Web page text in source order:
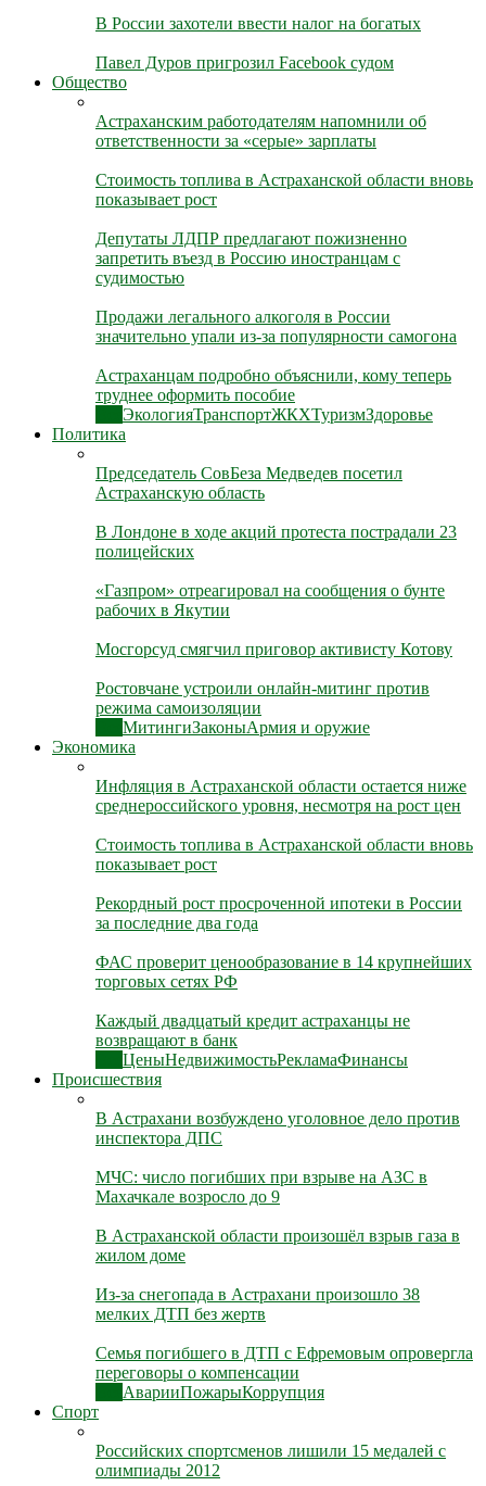
В России захотели ввести налог на богатых
Павел Дуров пригрозил Facebook судом
Общество
Астраханским работодателям напомнили об
ответственности за «серые» зарплаты
Стоимость топлива в Астраханской области вновь
показывает рост
Депутаты ЛДПР предлагают пожизненно
запретить въезд в Россию иностранцам с
судимостью
Продажи легального алкоголя в России
значительно упали из-за популярности самогона
Астраханцам подробно объяснили, кому теперь
труднее оформить пособие
ЭкологияТранспортЖКХТуризмЗдоровье
Политика
Председатель СовБеза Медведев посетил
Астраханскую область
В Лондоне в ходе акций протеста пострадали 23
полицейских
«Газпром» отреагировал на сообщения о бунте
рабочих в Якутии
Мосгорсуд смягчил приговор активисту Котову
Ростовчане устроили онлайн-митинг против
режима самоизоляции
МитингиЗаконыАрмия и оружие
Экономика
Инфляция в Астраханской области остается ниже
среднероссийского уровня, несмотря на рост цен
Стоимость топлива в Астраханской области вновь
показывает рост
Рекордный рост просроченной ипотеки в России
за последние два года
ФАС проверит ценообразование в 14 крупнейших
торговых сетях РФ
Каждый двадцатый кредит астраханцы не
возвращают в банк
ЦеныНедвижимостьРекламаФинансы
Происшествия
В Астрахани возбуждено уголовное дело против
инспектора ДПС
МЧС: число погибших при взрыве на АЗС в
Махачкале возросло до 9
В Астраханской области произошёл взрыв газа в
жилом доме
Из-за снегопада в Астрахани произошло 38
мелких ДТП без жертв
Семья погибшего в ДТП с Ефремовым опровергла
переговоры о компенсации
АварииПожарыКоррупция
Спорт
Российских спортсменов лишили 15 медалей с
олимпиады 2012